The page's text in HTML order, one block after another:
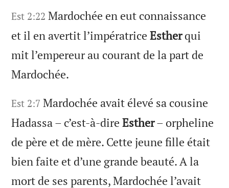
Est 2:22 Mardochée en eut connaissance
et il en avertit l’impératriceEstherqui
mit l’empereur au courant de la part de
Mardochée.
Est 2:7 Mardochée avait élevé sa cousine
Hadassa – c’est-à-direEsther– orpheline
de père et de mère. Cette jeune fille était
bien faite et d’une grande beauté. A la
mort de ses parents, Mardochée l’avait